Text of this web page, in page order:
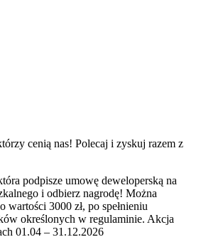
cenią nas! Polecaj i zyskuj razem z
podpisze umowę deweloperską na
i odbierz nagrodę! Można
wartości 3000 zł, po spełnieniu
określonych w regulaminie. Akcja
01.04 – 31.12.2026